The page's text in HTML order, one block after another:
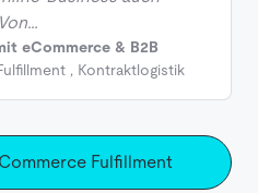
eCommerce & B2B
, Kontraktlogistik
Fulfillment